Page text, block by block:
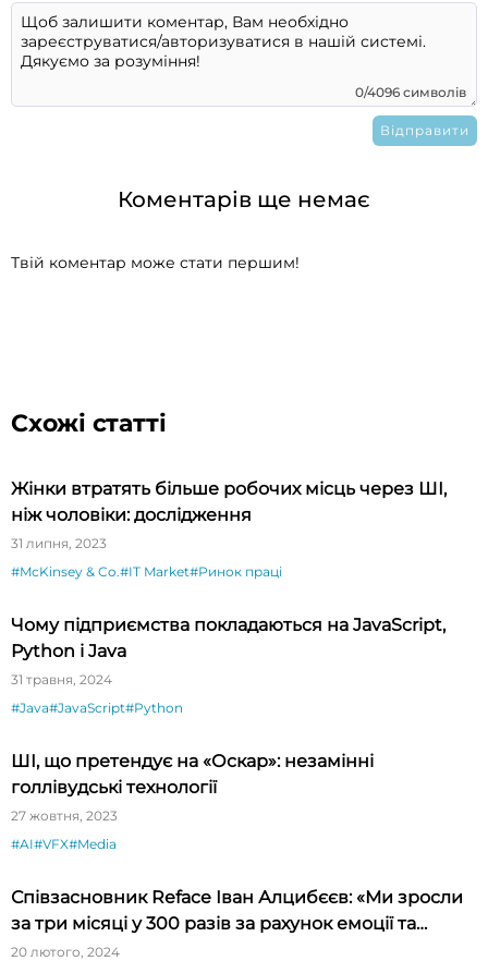
0/4096 символів
Коментарів ще немає
Твій коментар може стати першим!
Схожі статті
Жінки втратять більше робочих місць через ШІ,
ніж чоловіки: дослідження
31 липня, 2023
#McKinsey & Co.#IT Market#Ринок праці
Чому підприємства покладаються на JavaScript,
Python і Java
31 травня, 2024
#Java#JavaScript#Python
ШІ, що претендує на «Оскар»: незамінні
голлівудські технології
27 жовтня, 2023
#AI#VFX#Media
Співзасновник Reface Іван Алцибєєв: «Ми зросли
за три місяці у 300 разів за рахунок емоції та
новизни»
20 лютого, 2024